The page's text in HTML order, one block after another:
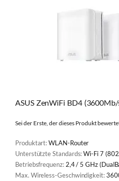
ASUS ZenWiFi BD4
Sei der Erste, der dieses Produkt
Produktart:WLAN-Router
Unterstützte Standards:Wi-Fi 7
Betriebsfrequenz: 2,4 / 5 GHz
Max. Wireless-Geschwindigkeit: